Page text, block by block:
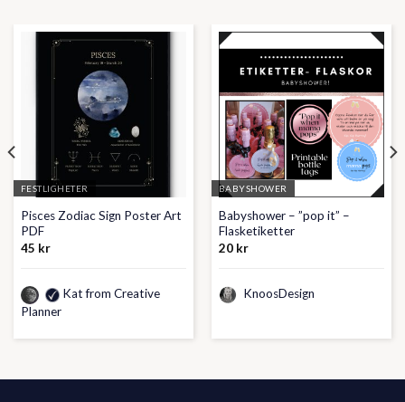
FESTLIGHETER
Pisces Zodiac Sign Poster Art
PDF
45 kr
Kat from Creative
Planner
BABYSHOWER
Babyshower – ”pop it” –
Flasketiketter
20 kr
KnoosDesign